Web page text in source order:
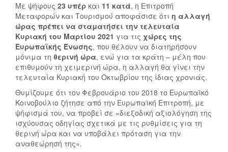
Με ψήφους 23 υπέρ και 11 κατά, η Επιτροπή
Μεταφορών και Τουρισμού αποφάσισε ότι η αλλαγή
ώρας πρέπει να σταματήσει την τελευταία
Κυριακή του Μαρτίου 2021 για τις χώρες της
Ευρωπαϊκής Ένωσης, που θέλουν να διατηρήσουν
μόνιμα τη θερινή ώρα, ενώ για τα κράτη – μέλη που
επιθυμούν τη χειμερινή ώρα, η αλλαγή θα γίνει την
τελευταία Κυριακή του Οκτωβρίου της ίδιας χρονιάς.
Θυμίζουμε ότι τον Φεβρουάριο του 2018 το Ευρωπαϊκό
Κοινοβούλιο ζήτησε από την Ευρωπαϊκή Επιτροπή, με
ψήφισμά του, να προβεί σε «διεξοδική αξιολόγηση της
ισχύουσας οδηγίας σχετικά με τις ρυθμίσεις για τη
θερινή ώρα και να υποβάλει πρόταση για την
αναθεώρησή της».
Α
Λ
Λ
Α
Γ
Ή
Ώ
Ρ
Α
Σ
:
Π
Ό